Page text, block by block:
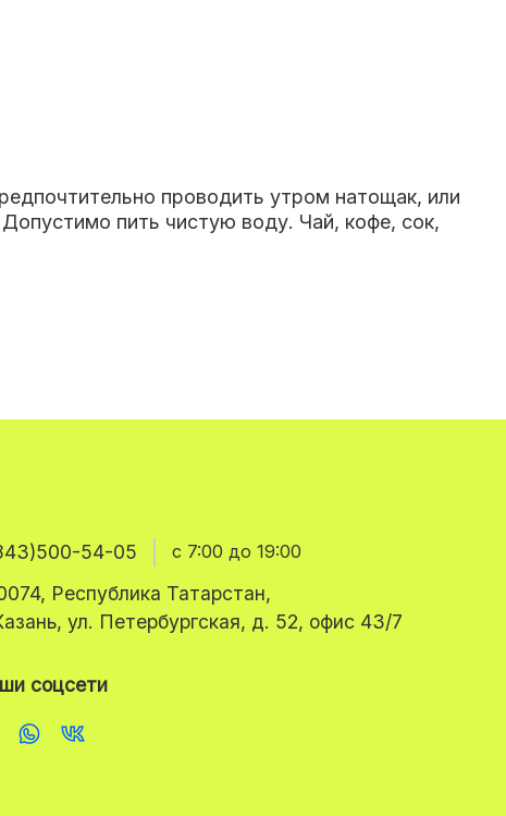
проводить утром натощак, или
пить чистую воду. Чай, кофе, сок,
54-05 с 7:00 до 19:00
Республика Татарстан,
ул. Петербургская, д. 52, офис 43/7
соцсети